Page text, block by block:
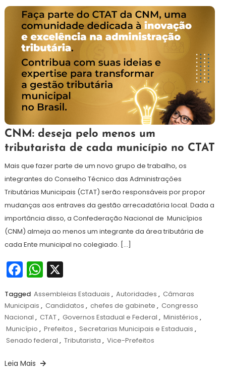
10
de
setembro
de
Redação
CNM: deseja pelo menos um
tributarista de cada município no CTAT
Mais que fazer parte de um novo grupo de trabalho, os
integrantes do Conselho Técnico das Administrações
Tributárias Municipais (CTAT) serão responsáveis por propor
mudanças aos entraves da gestão arrecadatória local. Dada a
importância disso, a Confederação Nacional de Municípios
(CNM) almeja ao menos um integrante da área tributária de
cada Ente municipal no colegiado. […]
Facebook
WhatsApp
X
Tagged Assembleias Estaduais , Autoridades , Câmaras
Municipais , Candidatos , chefes de gabinete , Congresso
Nacional , CTAT, Governos Estadual e Federal , Ministérios ,
Município , Prefeitos , Secretarias Municipais e Estaduais ,
Senado federal , Tributarista , Vice-Prefeitos
Leia Mais